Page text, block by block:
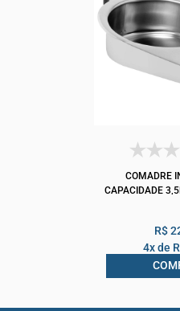
COMADRE
CAPACIDADE
R$
4x de